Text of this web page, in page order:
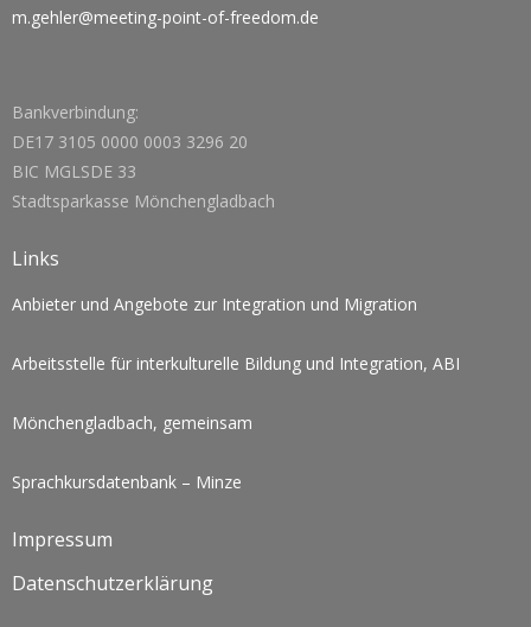
m.gehler@meeting-point-of-freedom.de
Bankverbindung:
DE17 3105 0000 0003 3296 20
BIC MGLSDE 33
Stadtsparkasse Mönchengladbach
Links
Anbieter und Angebote zur Integration und Migration
Arbeitsstelle für interkulturelle Bildung und Integration, ABI
Mönchengladbach, gemeinsam
Sprachkursdatenbank – Minze
Impressum
Datenschutzerklärung